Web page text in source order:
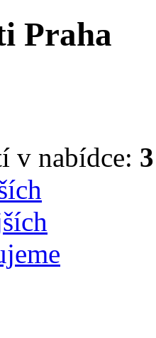
Praha
v nabídce: